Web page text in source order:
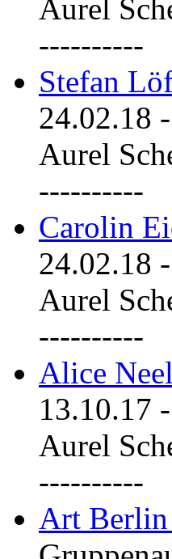
Aurel
----------
Stefan
24.02.18 -
Aurel
----------
Carolin
24.02.18 -
Aurel
----------
Alice Neel
13.10.17 -
Aurel
----------
Art